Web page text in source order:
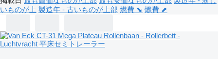
いものが上 製造年 - 古いものが上部 燃費 ⬊ 燃費 ⬈